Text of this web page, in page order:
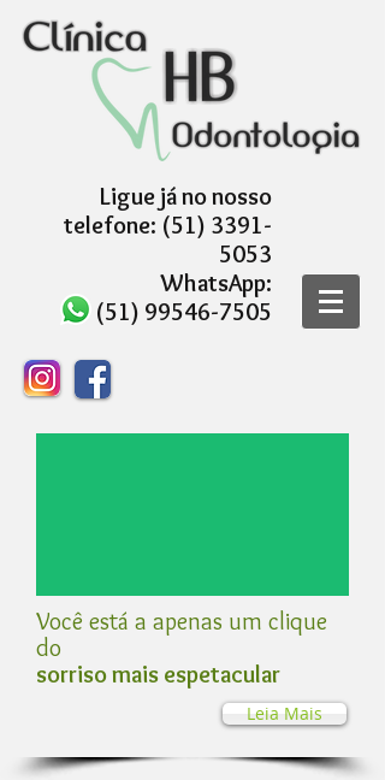
Ligue já no nosso
telefone: (51) 3391-
5053
WhatsApp:
(51) 99546-7505
Leia Mais
Você está a apenas um clique
do
sorriso mais espetacular